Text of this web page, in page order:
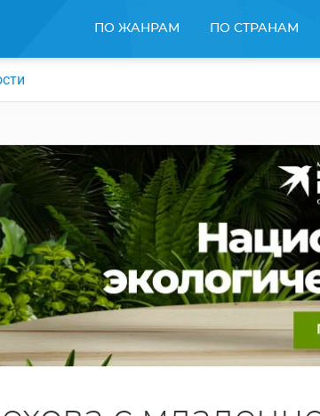
ПО ЖАНРАМ ПО СТРАНАМ